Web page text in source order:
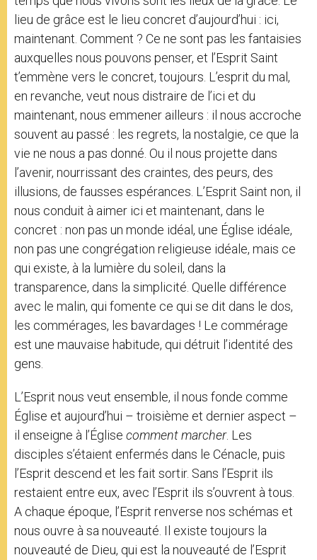
lieu de grâce est le lieu concret d’aujourd’hui : ici,
maintenant. Comment ? Ce ne sont pas les fantaisies
auxquelles nous pouvons penser, et l’Esprit Saint
t’emmène vers le concret, toujours. L’esprit du mal,
en revanche, veut nous distraire de l’ici et du
maintenant, nous emmener ailleurs : il nous accroche
souvent au passé : les regrets, la nostalgie, ce que la
vie ne nous a pas donné. Ou il nous projette dans
l’avenir, nourrissant des craintes, des peurs, des
illusions, de fausses espérances. L’Esprit Saint non, il
nous conduit à aimer ici et maintenant, dans le
concret : non pas un monde idéal, une Église idéale,
non pas une congrégation religieuse idéale, mais ce
qui existe, à la lumière du soleil, dans la
transparence, dans la simplicité. Quelle différence
avec le malin, qui fomente ce qui se dit dans le dos,
les commérages, les bavardages ! Le commérage
est une mauvaise habitude, qui détruit l’identité des
gens.
L’Esprit nous veut ensemble, il nous fonde comme
Église et aujourd’hui – troisième et dernier aspect –
il enseigne à l’Église comment marcher. Les
disciples s’étaient enfermés dans le Cénacle, puis
l’Esprit descend et les fait sortir. Sans l’Esprit ils
restaient entre eux, avec l’Esprit ils s’ouvrent à tous.
A chaque époque, l’Esprit renverse nos schémas et
nous ouvre à sa nouveauté. Il existe toujours la
nouveauté de Dieu, qui est la nouveauté de l’Esprit